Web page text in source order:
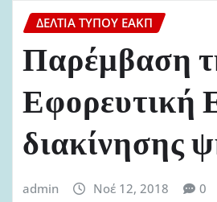
ΔΕΛΤΊΑ ΤΎΠΟΥ ΕΑΚΠ
Παρέμβαση
Εφορευτική
διακίνησης
admin Νοέ 12, 2018 0